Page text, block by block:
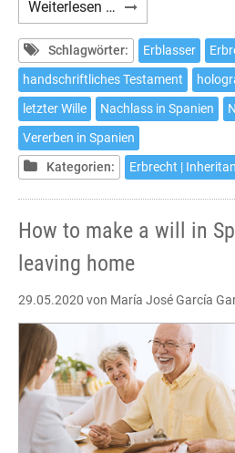
Weiterlesen … Cómo
hacer
testamento
en
España
sin
salir
de
casa
Schlagwörter: Erblasser
handschriftliches Testament
letzter Wille
Nachlass in Spanien
Vererben in Spanien
Kategorien:
Erbrecht |
How to make a will in
leaving home
29.05.2020 von María José García